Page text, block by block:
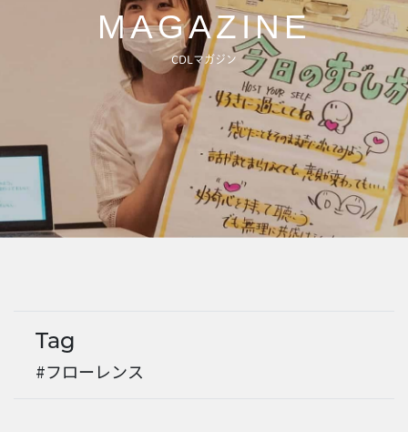
ABOUT
ACTIVITIES
MAGAZINE
NEWS
EVENTS
MAGAZINE
CDLマガジン
Tag
#フローレンス